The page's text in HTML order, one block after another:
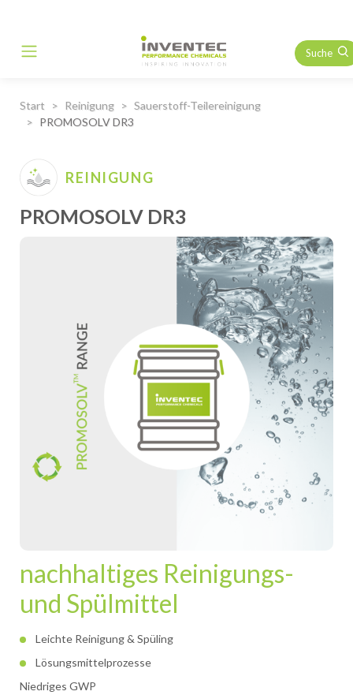
Main Navigation Suche
Start Reinigung
Sauerstoff-Teilereinigung
PROMOSOLV DR3
REINIGUNG
PROMOSOLV DR3
nachhaltiges Reinigungs-
und Spülmittel
Leichte Reinigung & Spüling
Lösungsmittelprozesse
Niedriges GWP